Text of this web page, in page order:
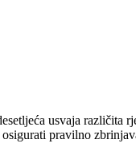
usvaja različita
pravilno